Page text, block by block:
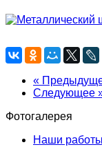
«
Следующее
Фотогалерея
Наши работы